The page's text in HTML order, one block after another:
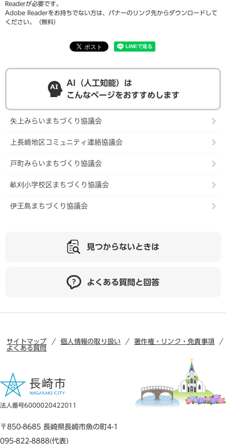
Readerが必要です。
Adobe Readerをお持ちでない方は、バナーのリンク先からダウンロードして
ください。（無料）
AI（人工知能）は
こんなページをおすすめします
矢上みらいまちづくり協議会
上長崎地区コミュニティ連絡協議会
戸町みらいまちづくり協議会
畝刈小学校区まちづくり協議会
伊王島まちづくり協議会
見つからないときは
よくある質問と回答
サイトマップ 個人情報の取り扱い
著作権・リンク・免責事項
よくある質問
法人番号6000020422011
〒850-8685 長崎県長崎市魚の町4-1
095-822-8888(代表)